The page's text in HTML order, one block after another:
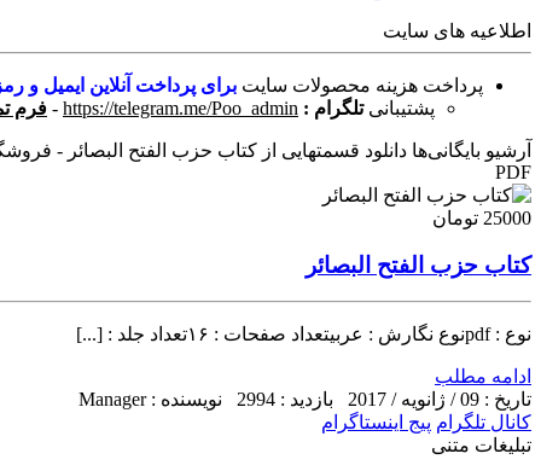
اطلاعیه های سایت
پرداخت هزینه محصولات سایت برای پرداخت آنلاین ایمیل و
پشتیبانی تلگرام : https://telegram.me/Poo_admin
- فرم
آرشیو بایگانی‌ها دانلود قسمتهایی از کتاب حزب الفتح البصائر -
PDF
25000 تومان
کتاب حزب الفتح البصائر
نوع : pdfنوع نگارش : عربیتعداد صفحات : ۱۶تعداد جلد : [...]
ادامه مطلب
تاریخ : 09 / ژانویه / 2017
بازدید : 2994
نویسنده : Manager
کانال تلگرام پیج اینستاگرام
تبلیغات متنی